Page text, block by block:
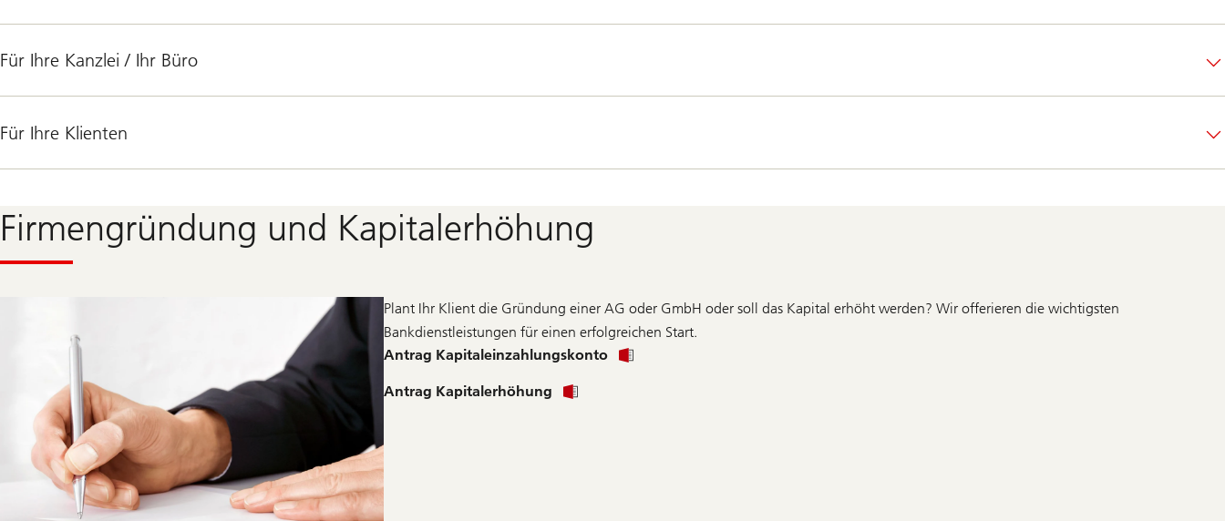
Für Ihre Kanzlei / Ihr Büro
Für Ihre Klienten
Firmengründung und Kapitalerhöhung
Plant Ihr Klient die Gründung einer AG oder GmbH oder soll das Kapital erhöht werden? Wir offerieren die wichtigsten
Bankdienstleistungen für einen erfolgreichen Start.
Antrag Kapitaleinzahlungskonto
Antrag Kapitalerhöhung